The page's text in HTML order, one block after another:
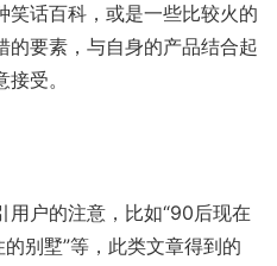
笑话百科，或是一些比较火的
的要素，与自身的产品结合起
受。
用户的注意，比如“90后现在
别墅”等，此类文章得到的